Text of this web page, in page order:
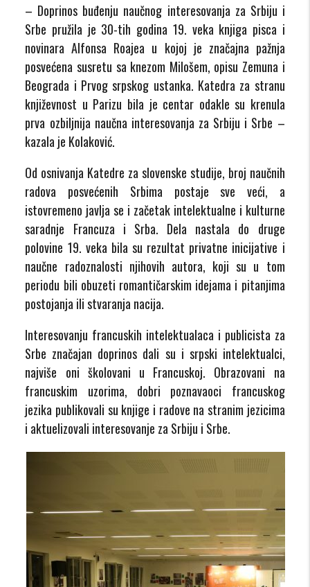
– Doprinos buđenju naučnog interesovanja za Srbiju i
Srbe pružila je 30-tih godina 19. veka knjiga pisca i
novinara Alfonsa Roajea u kojoj je značajna pažnja
posvećena susretu sa knezom Milošem, opisu Zemuna i
Beograda i Prvog srpskog ustanka. Katedra za stranu
književnost u Parizu bila je centar odakle su krenula
prva ozbiljnija naučna interesovanja za Srbiju i Srbe –
kazala je Kolaković.
Od osnivanja Katedre za slovenske studije, broj naučnih
radova posvećenih Srbima postaje sve veći, a
istovremeno javlja se i začetak intelektualne i kulturne
saradnje Francuza i Srba. Dela nastala do druge
polovine 19. veka bila su rezultat privatne inicijative i
naučne radoznalosti njihovih autora, koji su u tom
periodu bili obuzeti romantičarskim idejama i pitanjima
postojanja ili stvaranja nacija.
Interesovanju francuskih intelektualaca i publicista za
Srbe značajan doprinos dali su i srpski intelektualci,
najviše oni školovani u Francuskoj. Obrazovani na
francuskim uzorima, dobri poznavaoci francuskog
jezika publikovali su knjige i radove na stranim jezicima
i aktuelizovali interesovanje za Srbiju i Srbe.